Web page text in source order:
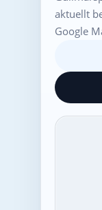
aktuellt
Google